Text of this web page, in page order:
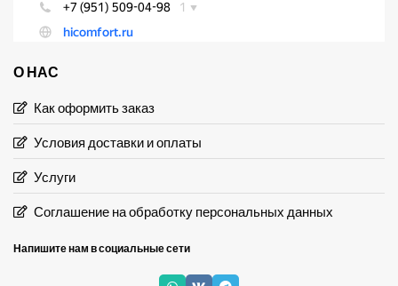
О НАС
Как оформить заказ
Условия доставки и оплаты
Услуги
Соглашение на обработку персональных данных
Напишите нам в социальные сети